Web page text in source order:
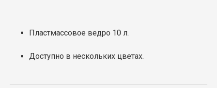
Пластмассовое ведро 10 л.
Доступно в нескольких цветах.